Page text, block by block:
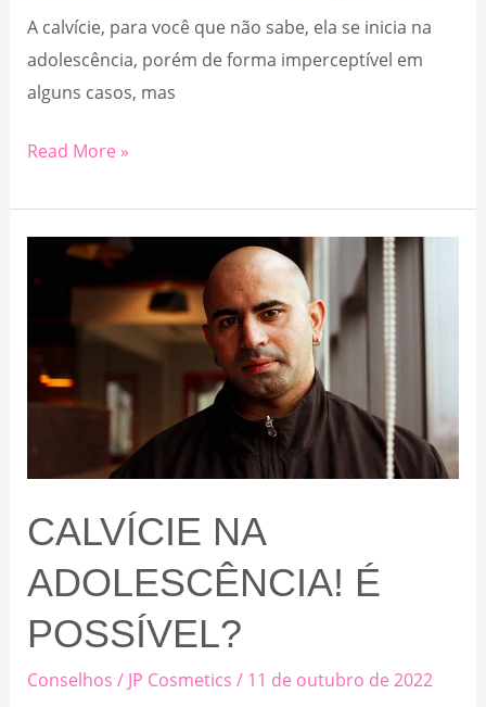
A calvície, para você que não sabe, ela se inicia na
adolescência, porém de forma imperceptível em
alguns casos, mas
Calvície
prevenção,
causas
e
tratamento!
Read More »
CALVÍCIE NA
ADOLESCÊNCIA! É
POSSÍVEL?
Conselhos / JP Cosmetics/ 11 de outubro de 2022